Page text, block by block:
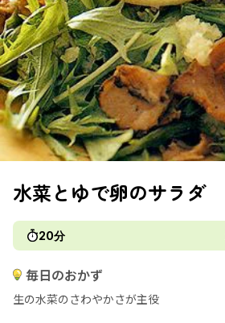
水菜とゆで卵のサラダ
20分
毎日のおかず
生の水菜のさわやかさが主役